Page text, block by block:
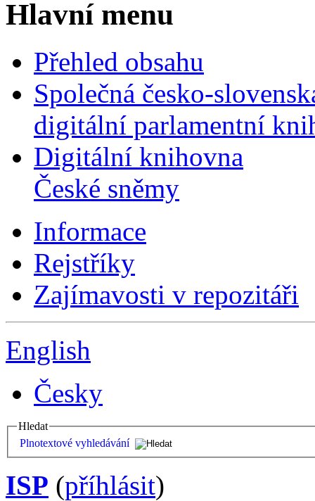
Hlavní menu
Přehled obsahu
Společná česko-
digitální parlamentní
Digitální knihovna
České sněmy
Informace
Rejstříky
Zajímavosti v repozitáři
English
Česky
Hledat
Plnotextové vyhledávání
ISP (příhlásit)